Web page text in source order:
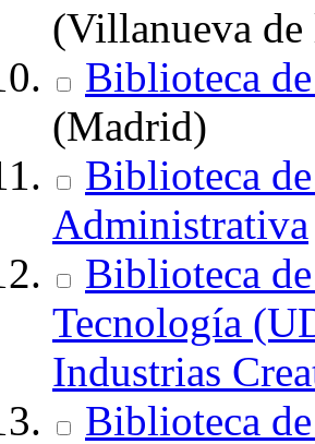
(Villanueva de
Biblioteca
(Madrid)
Biblioteca
Administrativa
Biblioteca
Tecnología
Industrias
Biblioteca